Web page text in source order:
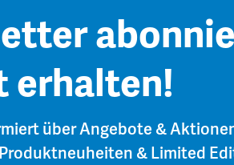
erhalten!
über Angebote &
& Limited